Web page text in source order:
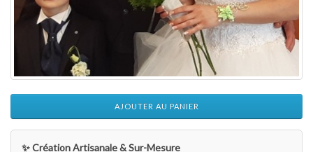
AJOUTER AU PANIER
✨ Création Artisanale & Sur-Mesure